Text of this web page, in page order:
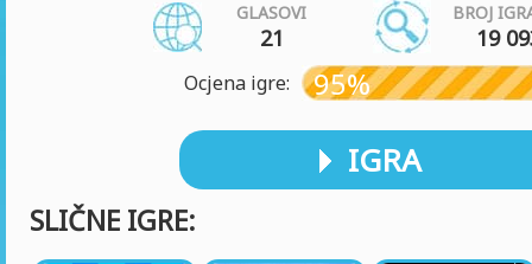
GLASOVI
21
BROJ
19
Ocjena igre: 95%
IGRA
SLIČNE IGRE: